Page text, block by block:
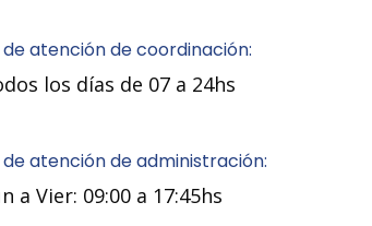
atención de coordinación:
los días de 07 a 24hs
atención de administración:
a Vier: 09:00 a 17:45hs